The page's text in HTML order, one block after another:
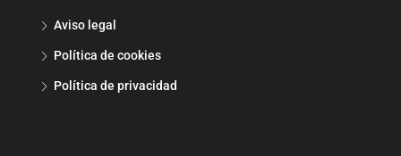
Aviso legal
Política de cookies
Política de privacidad